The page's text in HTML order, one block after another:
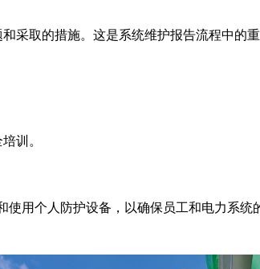
采取的措施。这是系统维护报告流程中的
训。
用个人防护设备，以确保员工和电力系